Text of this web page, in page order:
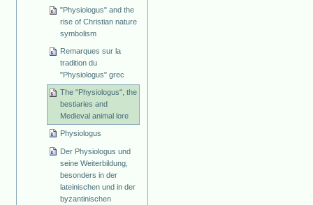
"Physiologus" and the
rise of Christian nature
symbolism
Remarques sur la
tradition du
"Physiologus" grec
The "Physiologus", the
bestiaries and
Medieval animal lore
Physiologus
Der Physiologus und
seine Weiterbildung,
besonders in der
lateinischen und in der
byzantinischen